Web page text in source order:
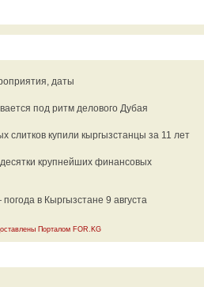
даты
под ритм делового Дубая
слитков купили кыргызстанцы за 11 лет
крупнейших финансовых
в Кыргызстане 9 августа
Порталом FOR.KG